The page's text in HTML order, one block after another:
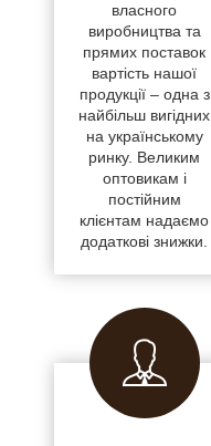
власного
виробництва та
прямих поставок
вартість нашої
продукції – одна з
найбільш вигідних
на українському
ринку. Великим
оптовикам і
постійним
клієнтам надаємо
додаткові знижки.